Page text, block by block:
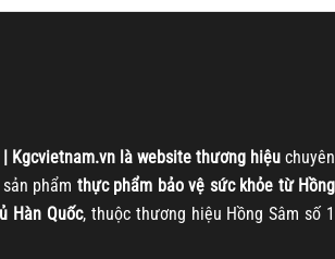
Kgcvietnam.vn là website thương hiệu chuyên
phẩm thực phẩm bảo vệ sức khỏe từ Hồng
Hàn Quốc, thuộc thương hiệu Hồng Sâm số 1